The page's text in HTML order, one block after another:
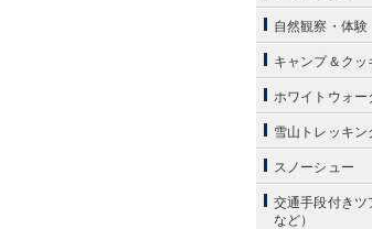
自然観察・体験
キャンプ＆クッ
ホワイトウォー
雪山トレッキン
スノーシュー
交通手段付きツ
など）